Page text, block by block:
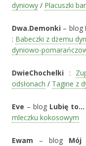
dyniowy / Placuszki
Dwa.Demonki – blog
: Babeczki z dżemu
dyniowo-
DwieChochelki :
odsłonach / Tagine z
Eve – blog Lubię
mleczku kokosowym
Ewam – blog Mój